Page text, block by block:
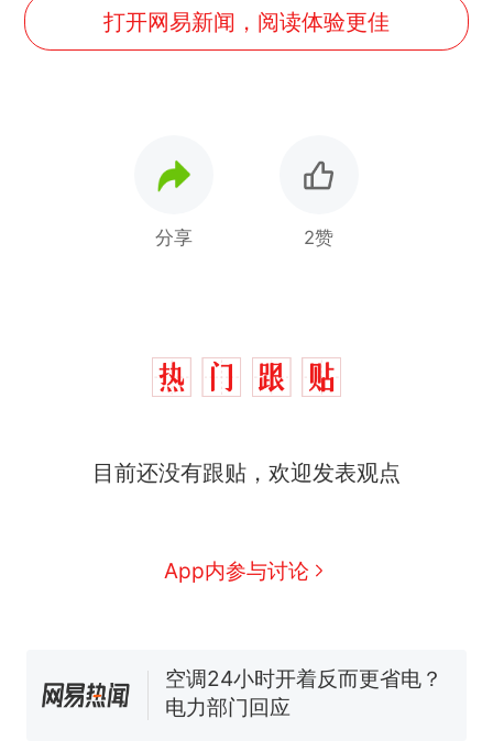
打开网易新闻，阅读体验更佳
分享 2赞
目前还没有跟贴，欢迎发表观点
App内参与讨论
因老师一句“跟我回家”改写了
眼了……
十多万人报名的考试，成绩全
部作废，公平么？
佛山一中学招聘物理教师，笔
试前13名均遭淘汰？教育局：